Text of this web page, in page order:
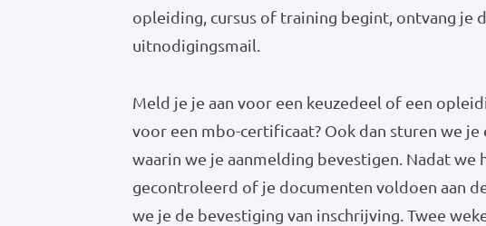
opleiding, cursus of training begint, ontvang je
uitnodigingsmail.
Meld je je aan voor een keuzedeel of een
voor een mbo-certificaat? Ook dan sturen we je
waarin we je aanmelding bevestigen. Nadat we
gecontroleerd of je documenten voldoen aan
we je de bevestiging van inschrijving. Twee